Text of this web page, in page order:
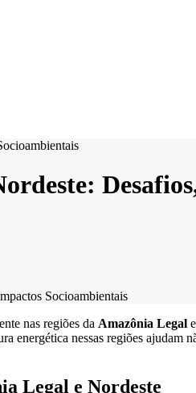
Socioambientais
nas regiões da Amazônia Legal
energética nessas regiões ajudam
Legal e Nordeste